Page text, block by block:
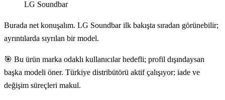
LG Soundbar
Burada net konuşalım. LG Soundbar ilk bakışta sıradan görünebilir;
ayrıntılarda sıyrılan bir model.
🎯 Bu ürün marka odaklı kullanıcılar hedefli; profil dışındaysan
başka modeli öner. Türkiye distribütörü aktif çalışıyor; iade ve
değişim süreçleri makul.